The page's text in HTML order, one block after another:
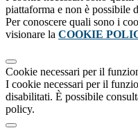
piattaforma e non è possibile
Per conoscere quali sono i
visionare la COOKIE
Cookie necessari per il
I cookie necessari per il
disabilitati. È possibile
policy.